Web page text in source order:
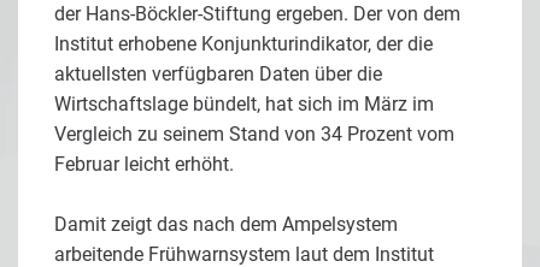
der Hans-Böckler-Stiftung ergeben. Der von dem
Institut erhobene Konjunkturindikator, der die
aktuellsten verfügbaren Daten über die
Wirtschaftslage bündelt, hat sich im März im
Vergleich zu seinem Stand von 34 Prozent vom
Februar leicht erhöht.
Damit zeigt das nach dem Ampelsystem
arbeitende Frühwarnsystem laut dem Institut